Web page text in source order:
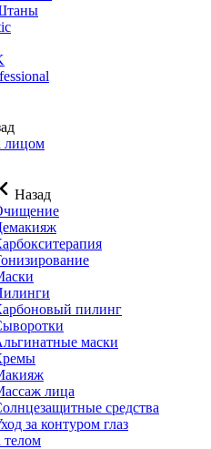
лицом
Назад
пилинг
маски
лица
средства
за контуром глаз
телом